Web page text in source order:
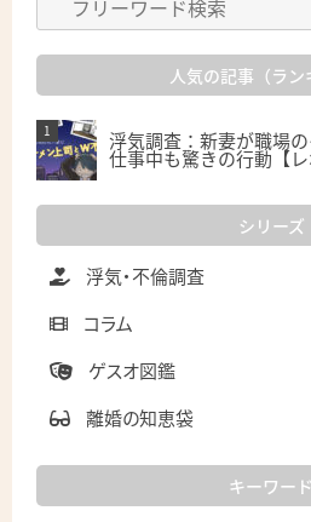
人気の記事（ラン
浮気調査：新妻が職場
仕事中も驚きの行動【レ
シリーズ
浮気・不倫調査
コラム
ゲスオ図鑑
離婚の知恵袋
キーワード